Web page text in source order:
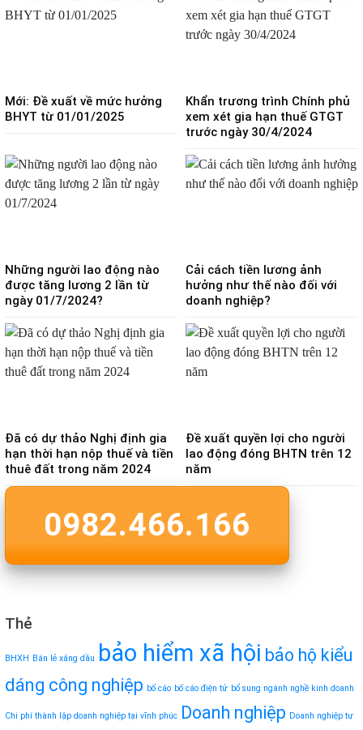
Mới: Đề xuất về mức hưởng
BHYT từ 01/01/2025
Khẩn trương trình Chính phủ
xem xét gia hạn thuế GTGT
trước ngày 30/4/2024
Những người lao động nào
được tăng lương 2 lần từ
ngày 01/7/2024?
Cải cách tiền lương ảnh
hưởng như thế nào đối với
doanh nghiệp?
Đã có dự thảo Nghị định gia
hạn thời hạn nộp thuế và tiền
thuê đất trong năm 2024
Đề xuất quyền lợi cho người
lao động đóng BHTN trên 12
năm
0982.466.166
Thẻ
BHXH Bán lẻ xăng dầu bảo hiểm xã hội bảo hộ kiểu
dáng công nghiệp bố cáo bố cáo điện tử bổ sung ngành nghề kinh doanh
Chi phí thành lập doanh nghiệp tại vĩnh phúc Doanh nghiệp Doanh nghiệp tư